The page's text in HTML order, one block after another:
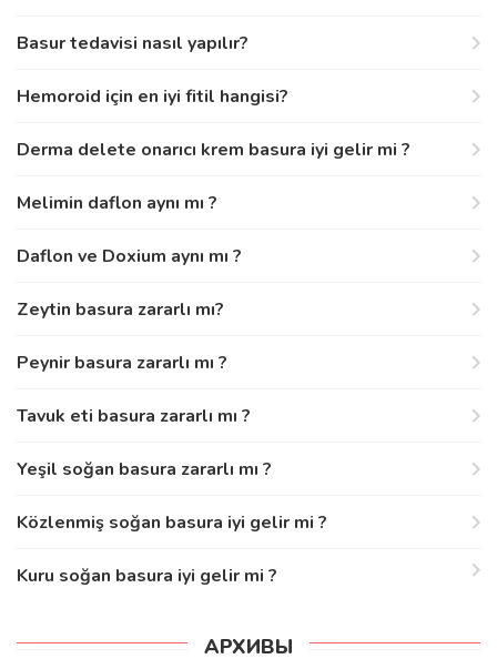
Basur tedavisi nasıl yapılır?
Hemoroid için en iyi fitil hangisi?
Derma delete onarıcı krem basura iyi gelir mi ?
Melimin daflon aynı mı ?
Daflon ve Doxium aynı mı ?
Zeytin basura zararlı mı?
Peynir basura zararlı mı ?
Tavuk eti basura zararlı mı ?
Yeşil soğan basura zararlı mı ?
Közlenmiş soğan basura iyi gelir mi ?
Kuru soğan basura iyi gelir mi ?
АРХИВЫ